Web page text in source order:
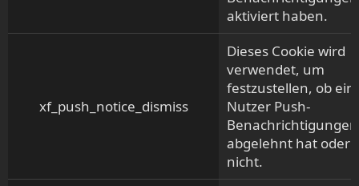
aktiviert haben.
xf_push_notice_dismiss
Dieses Cookie wird
verwendet, um
festzustellen, ob ein
Nutzer Push-
Benachrichtigungen
abgelehnt hat oder
nicht.